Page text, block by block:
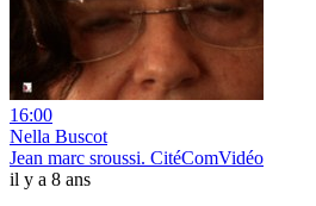
16:00
Nella Buscot
Jean marc sroussi. CitéComVidéo
il y a 8 ans